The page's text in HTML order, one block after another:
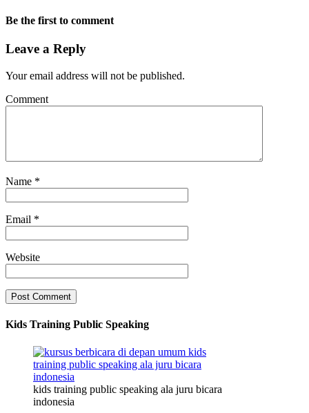
Be the first to comment
Leave a Reply
Your email address will not be published.
Comment
Name *
Email *
Website
Kids Training Public Speaking
kids training public speaking ala juru bicara
indonesia